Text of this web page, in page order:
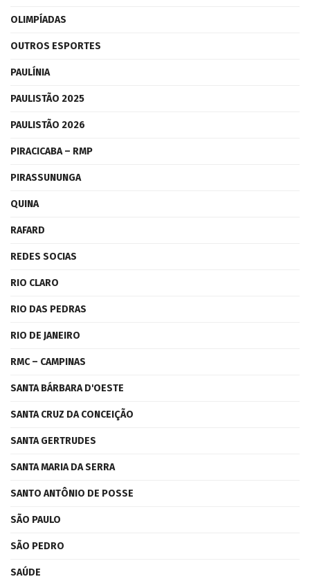
OLIMPÍADAS
OUTROS ESPORTES
PAULÍNIA
PAULISTÃO 2025
PAULISTÃO 2026
PIRACICABA – RMP
PIRASSUNUNGA
QUINA
RAFARD
REDES SOCIAS
RIO CLARO
RIO DAS PEDRAS
RIO DE JANEIRO
RMC – CAMPINAS
SANTA BÁRBARA D'OESTE
SANTA CRUZ DA CONCEIÇÃO
SANTA GERTRUDES
SANTA MARIA DA SERRA
SANTO ANTÔNIO DE POSSE
SÃO PAULO
SÃO PEDRO
SAÚDE